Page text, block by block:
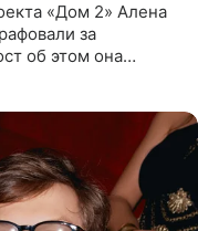
«Дом 2» Алена
за
об этом она